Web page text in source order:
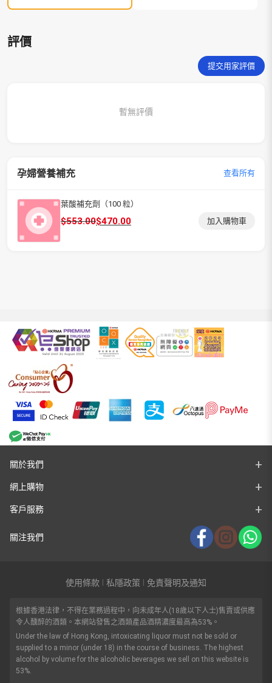
評價
提交用家評價
暫無評價
孕婦營養補充 查看所有
葉酸補充劑（100 粒）
$553.00
原
$470.00
目
加入購物車
關於我們
網上購物
客戶服務
關注我們
使用條款 私隱政策 免責聲明及通知
根據香港法律，不得在業務過程中，向未成年人(18歲以下人士)售賣或供應
令人醺醉的酒類。本網站發售之酒類產品酒精濃度最高為53%。
Under the law of Hong Kong, intoxicating liquor must not be sold or
supplied to a minor (under 18) in the course of business. The highest
alcohol by volume for the alcoholic beverages we sell on this website is
53%.